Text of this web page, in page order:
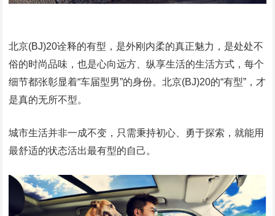
北京(BJ)20诠释的有型，是外刚内柔的真正魅力，是处处不
俗的时尚品味，也是心向远方、纵享生活的生活方式，每个
细节都张彰显着“车届型男”的身份。北京(BJ)20的“有型”，才
是真的无所不型。
城市生活并非一成不变，只需秉持初心、勇于探索，就能用
最舒适的状态活出最有型的自己。